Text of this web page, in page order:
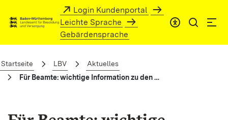
Zum Hauptinhalt springenLogin Kundenportal
Leichte Sprache
Gebärdensprache
Startseite LBV
Aktuelles
Für Beamte: wichtige Information zu den Riester-Meldungen 2025